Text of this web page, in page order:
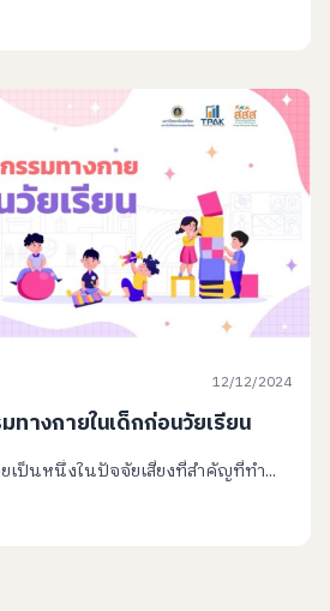
12/12/2024
ทางกายในเด็กก่อนวัยเรียน
เป็นหนึ่งในปัจจัยเสี่ยงที่สำคัญที่ทำ...